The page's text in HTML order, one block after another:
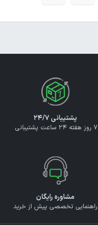
پشتیبانی ۲۴/۷
7 روز هفته 24 ساعت پشتیبانی
مشاوره رایگان
راهنمایی تخصصی پیش از خرید